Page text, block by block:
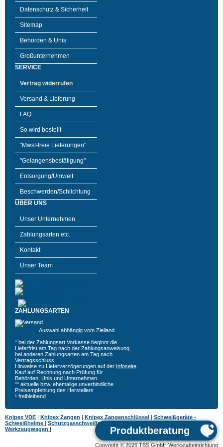
Datenschutz & Sicherheit
Sitemap
Behörden & Unis
Großunternehmen
SERVICE
Vertrag widerrufen
Versand & Lieferung
FAQ
So wird bestellt
"Mwst-freie Lieferungen"
"Gelangensbestätigung"
Entsorgung/Umwelt
Beschwerden/Schlichtung
ÜBER UNS
Unser Unternehmen
Zahlungsarten etc.
Kontakt
Unser Team
ZAHLUNGSARTEN
Auswahl abhängig vom Zielland
* bei der Zahlungsart Vorkasse beginnt die
Lieferfrist am Tag nach der Zahlungsanweisung,
bei anderen Zahlungsarten am Tag nach
Vertragsschluss.
Hinweise zu Lieferverzögerungen auf der Infoseite
Kauf auf Rechnung nach Prüfung für
Behörden, Unis und Unternehmen.
** aktuelle bzw. ehemalige unverbindliche
Preisempfehlung des Herstellers
¹ freibleibend
Knipex VDE | Knipex Zangen | Knipex Zangenschlüssel | Schweißgeräte -
Schweißhelme | Schutzgasschweißgeräte
Werkzeugwagen |
Copyright © 2026 TBS GmbH Werkstatteinrichtung